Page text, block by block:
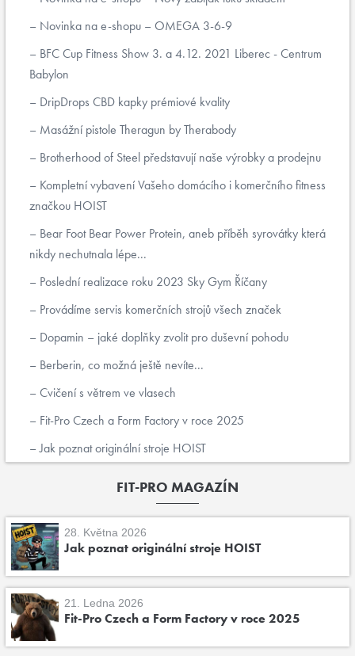
Novinka na e-shopu – OMEGA 3-6-9
BFC Cup Fitness Show 3. a 4.12. 2021 Liberec - Centrum
Babylon
DripDrops CBD kapky prémiové kvality
Masážní pistole Theragun by Therabody
Brotherhood of Steel představují naše výrobky a prodejnu
Kompletní vybavení Vašeho domácího i komerčního fitness
značkou HOIST
Bear Foot Bear Power Protein, aneb příběh syrovátky která
nikdy nechutnala lépe...
Poslední realizace roku 2023 Sky Gym Říčany
Provádíme servis komerčních strojů všech značek
Dopamin – jaké doplňky zvolit pro duševní pohodu
Berberin, co možná ještě nevíte...
Cvičení s větrem ve vlasech
Fit-Pro Czech a Form Factory v roce 2025
Jak poznat originální stroje HOIST
FIT-PRO MAGAZÍN
28. Května 2026
Jak poznat originální stroje HOIST
21. Ledna 2026
Fit-Pro Czech a Form Factory v roce 2025